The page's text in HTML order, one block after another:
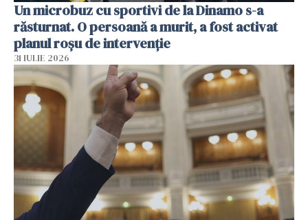
Un microbuz cu sportivi de la Dinamo s-a
răsturnat. O persoană a murit, a fost activat
planul roșu de intervenție
31 IULIE 2026